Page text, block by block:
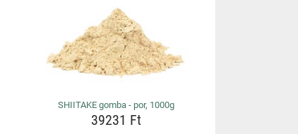
SHIITAKE gomba - por, 1000g
39231 Ft